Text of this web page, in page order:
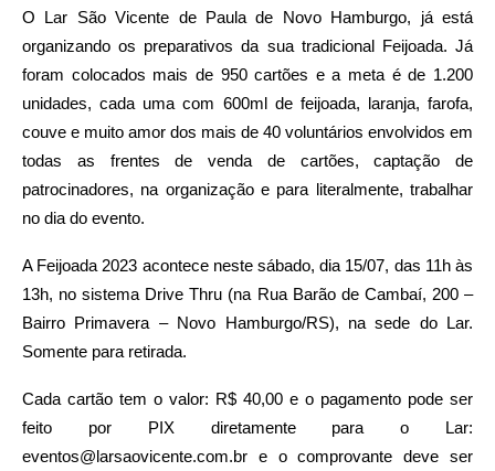
O Lar São Vicente de Paula de Novo Hamburgo, já está
organizando os preparativos da sua tradicional Feijoada. Já
foram colocados mais de 950 cartões e a meta é de 1.200
unidades, cada uma com 600ml de feijoada, laranja, farofa,
couve e muito amor dos mais de 40 voluntários envolvidos em
todas as frentes de venda de cartões, captação de
patrocinadores, na organização e para literalmente, trabalhar
no dia do evento.
A Feijoada 2023 acontece neste sábado, dia 15/07, das 11h às
13h, no sistema Drive Thru (na Rua Barão de Cambaí, 200 –
Bairro Primavera – Novo Hamburgo/RS), na sede do Lar.
Somente para retirada.
Cada cartão tem o valor: R$ 40,00 e o pagamento pode ser
feito por PIX diretamente para o Lar:
eventos@larsaovicente.com.br e o comprovante deve ser